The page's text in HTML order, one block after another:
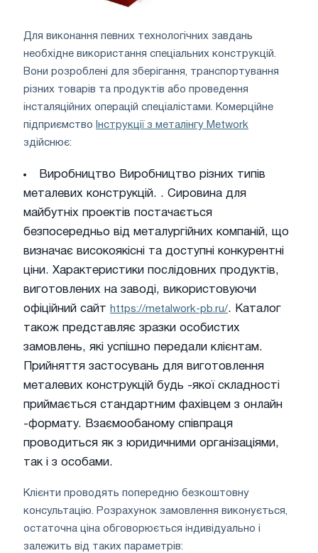
Для виконання певних технологічних завдань
необхідне використання спеціальних конструкцій.
Вони розроблені для зберігання, транспортування
різних товарів та продуктів або проведення
інсталяційних операцій спеціалістами. Комерційне
підприємство Інструкції з металінгу Metwork
здійснює:
Виробництво Виробництво різних типів
металевих конструкцій. . Сировина для
майбутніх проектів постачається
безпосередньо від металургійних компаній, що
визначає високоякісні та доступні конкурентні
ціни. Характеристики послідовних продуктів,
виготовлених на заводі, використовуючи
офіційний сайт https://metalwork-pb.ru/. Каталог
також представляє зразки особистих
замовлень, які успішно передали клієнтам.
Прийняття застосувань для виготовлення
металевих конструкцій будь -якої складності
приймається стандартним фахівцем з онлайн
-формату. Взаємообаному співпраця
проводиться як з юридичними організаціями,
так і з особами.
Клієнти проводять попередню безкоштовну
консультацію. Розрахунок замовлення виконується,
остаточна ціна обговорюється індивідуально і
залежить від таких параметрів: